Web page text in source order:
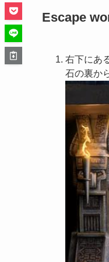
Escape
右下にあ
石の裏か